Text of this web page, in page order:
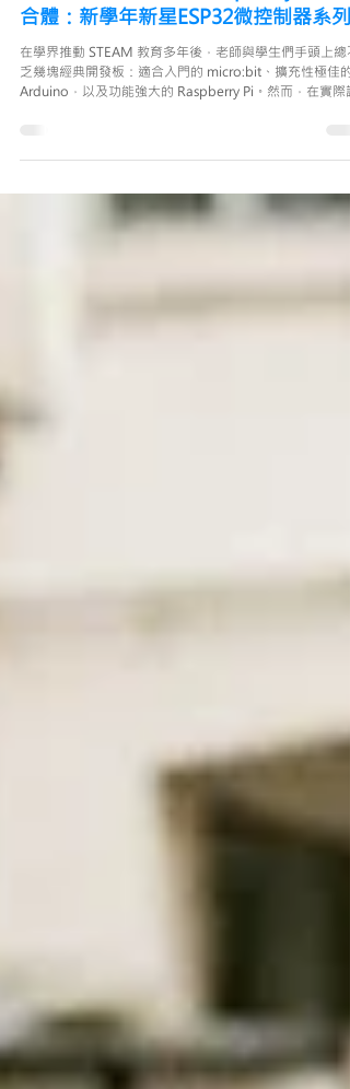
卓師到校課程
7月22日
讀畢需時 2 分鐘
Microbit+Arduino+Raspberry Pi三神
合體：新學年新星ESP32微控制器系列
堂操作中，這三者卻各有盲點。直至ESP32登場，不僅打破
了硬件之間的隔閡，更為中學 STEAM 教育開啟了從「單機
動手做」邁向「雲端智慧化」的全新大門。